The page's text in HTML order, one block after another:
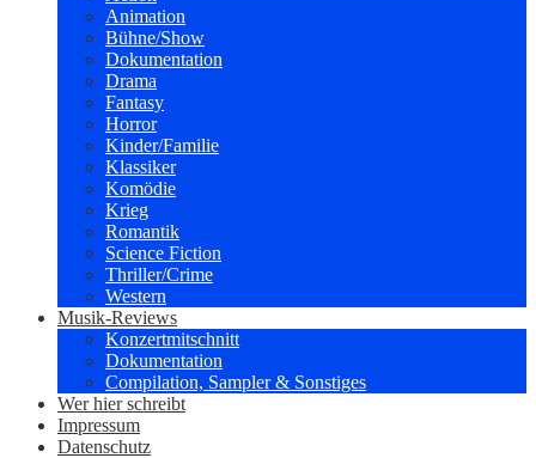
Animation
Bühne/Show
Dokumentation
Drama
Fantasy
Horror
Kinder/Familie
Klassiker
Komödie
Krieg
Romantik
Science Fiction
Thriller/Crime
Western
Musik-Reviews
Konzertmitschnitt
Dokumentation
Compilation, Sampler & Sonstiges
Wer hier schreibt
Impressum
Datenschutz